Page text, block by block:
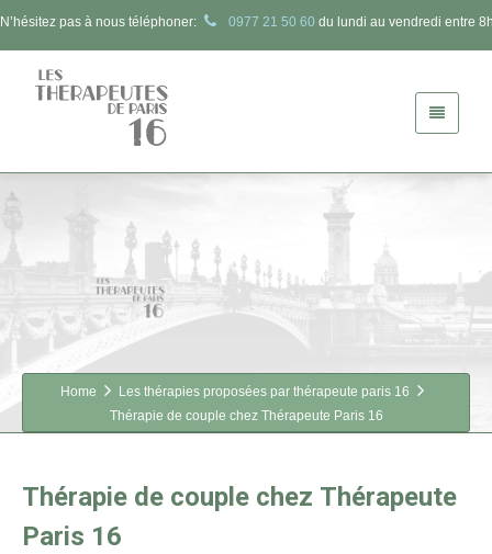
N’hésitez pas à nous téléphoner: 0977 21 50 60 du lundi au vendredi entre
Home
Les thérapies proposées par thérapeute paris 16
Thérapie de couple chez Thérapeute Paris 16
Thérapie de couple chez Thérapeute
Paris 16